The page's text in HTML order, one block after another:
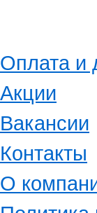
Оплата и
Акции
Вакансии
Контакты
О